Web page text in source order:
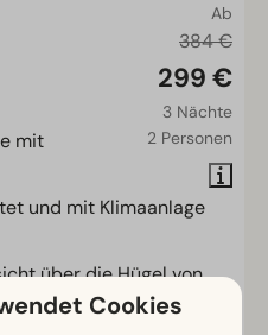
Ab
384 €
299 €
3 Nächte
2 Personen
mit
und mit Klimaanlage
über die Hügel von
Cookies